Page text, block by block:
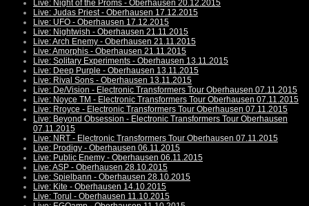
Live: Night of the Proms - Oberhausen 20.12.2015
Live: Judas Priest - Oberhausen 17.12.2015
Live: UFO - Oberhausen 17.12.2015
Live: Nightwish - Oberhausen 21.11.2015
Live: Arch Enemy - Oberhausen 21.11.2015
Live: Amorphis - Oberhausen 21.11.2015
Live: Solitary Experiments - Oberhausen 13.11.2015
Live: Deep Purple - Oberhausen 13.11.2015
Live: Rival Sons - Oberhausen 13.11.2015
Live: De/Vision - Electronic Transformers Tour Oberhausen 07.11.2015
Live: Noyce TM - Electronic Transformers Tour Oberhausen 07.11.2015
Live: Rroyce - Electronic Transformers Tour Oberhausen 07.11.2015
Live: Beyond Obsession - Electronic Transformers Tour Oberhausen
07.11.2015
Live: NRT - Electronic Transformers Tour Oberhausen 07.11.2015
Live: Prodigy - Oberhausen 06.11.2015
Live: Public Enemy - Oberhausen 06.11.2015
Live: ASP - Oberhausen 28.10.2015
Live: Spielbann - Oberhausen 28.10.2015
Live: Kite - Oberhausen 14.10.2015
Live: Torul - Oberhausen 11.10.2015